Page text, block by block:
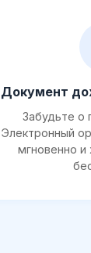
Документ
Забудьте о
Электронный
мгновенно и